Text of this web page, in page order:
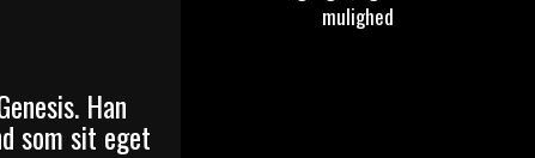
Han
som sit eget
mulighed